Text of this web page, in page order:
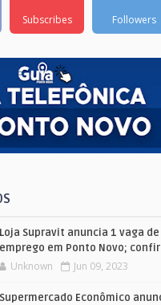
Subscribes Followers
Loja Supravit anuncia 1 vaga de
emprego em Ponto Novo;
Unknown Jun 09, 2023
Supermercado Econômico